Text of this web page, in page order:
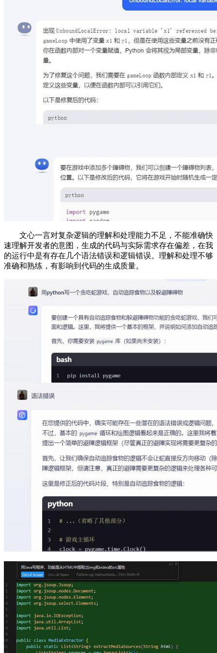
文心一言对复杂逻辑的理解和处理能力不足，不能准确快
速理解开发者的意图，生成的代码与实际需求存在偏差，在我
的运行中是有存在几个语法错误和逻辑错误。理解和处理不够
准确和熟练，有影响到代码的生成质量。